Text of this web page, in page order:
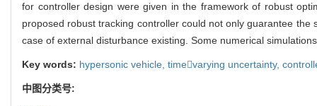
for controller design were given in the framework of robust
proposed robust tracking controller could not only guarantee
case of external disturbance existing. Some numerical
Key words: hypersonic vehicle, timevarying uncertainty,
中图分类号: